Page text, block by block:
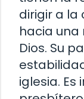
dirigir a la
hacia
Dios. Su
iglesia.